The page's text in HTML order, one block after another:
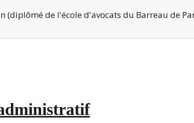
(diplômé de l'école d'avocats du Barreau de